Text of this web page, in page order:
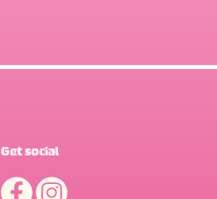
Get social